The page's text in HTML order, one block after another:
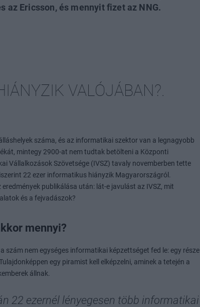
Ericsson, és mennyit fizet az NNG.
VALÓJÁBAN?.
száma, és az informatikai szektor van a legnagyobb
mintegy 2900-at nem tudtak betölteni a Központi
Vállalkozások Szövetsége (IVSZ) tavaly novemberben tette
22 ezer informatikus hiányzik Magyarországról.
publikálása után: lát-e javulást az IVSZ, mit
és a fejvadászok?
mennyi?
nem egységes informatikai képzettséget fed le: egy része
egy piramist kell elképzelni, aminek a tetején a
állnak.
22 ezernél lényegesen több informatikai